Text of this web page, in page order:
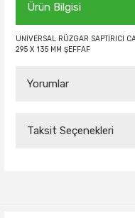
Ürün Bilgisi
UNİVERSAL RÜZGAR SAPTIRICI
295 X 135 MM ŞEFFAF
Yorumlar
Taksit Seçenekleri